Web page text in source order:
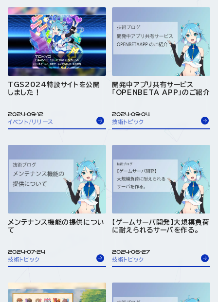
TGS2024特設サイトを公開
しました！
2024-09-12
イベント/リリース
開発中アプリ共有サービス
「OPENBETA APP」のご紹介
2024-09-04
技術トピック
メンテナンス機能の提供につい
て
2024-07-24
技術トピック
【ゲームサーバ開発】大規模負荷
に耐えられるサーバを作る。
2024-06-27
技術トピック